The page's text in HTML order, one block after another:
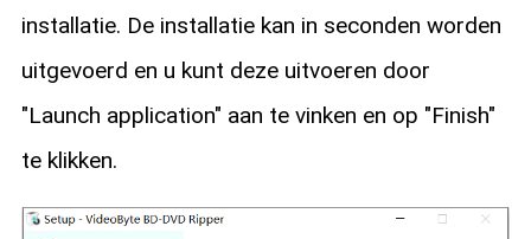
installatie. De installatie kan in seconden worden
uitgevoerd en u kunt deze uitvoeren door
"Launch application" aan te vinken en op "Finish"
te klikken.